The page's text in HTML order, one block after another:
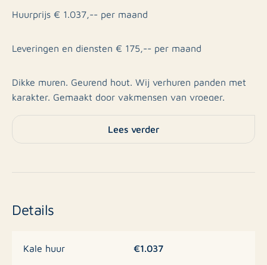
Huurprijs € 1.037,-- per maand
Leveringen en diensten € 175,-- per maand
Dikke muren. Geurend hout. Wij verhuren panden met
karakter. Gemaakt door vakmensen van vroeger.
een huis, een straat, en uiteindelijk een stad. Wij
voegen het verleden toe aan het heden, en de
van alle hedendaagse moderne eisen. Zo is het pand
Lees verder
Details
Kale huur €1.037